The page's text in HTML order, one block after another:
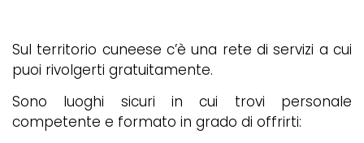
Sul territorio cuneese c’è una rete di servizi a cui
puoi rivolgerti gratuitamente.
Sono luoghi sicuri in cui trovi personale
competente e formato in grado di offrirti: